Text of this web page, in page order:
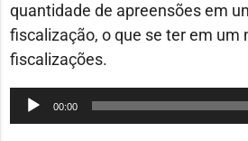
quantidade de apreensões em
fiscalização, o que se ter em um
fiscalizações.
Tocador
de
00:00